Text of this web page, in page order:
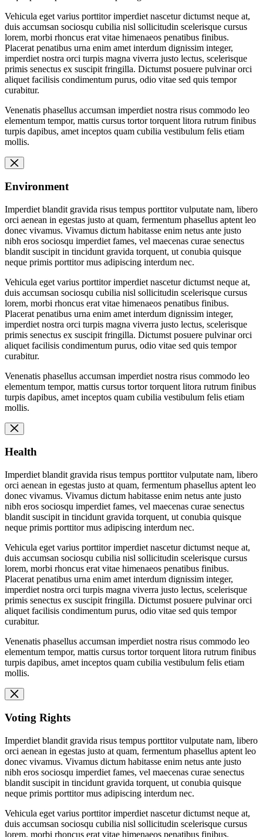
Vehicula eget varius porttitor imperdiet nascetur dictumst neque at,
duis accumsan sociosqu cubilia nisl sollicitudin scelerisque cursus
lorem, morbi rhoncus erat vitae himenaeos penatibus finibus.
Placerat penatibus urna enim amet interdum dignissim integer,
imperdiet nostra orci turpis magna viverra justo lectus, scelerisque
primis senectus ex suscipit fringilla. Dictumst posuere pulvinar orci
aliquet facilisis condimentum purus, odio vitae sed quis tempor
curabitur.
Venenatis phasellus accumsan imperdiet nostra risus commodo leo
elementum tempor, mattis cursus tortor torquent litora rutrum finibus
turpis dapibus, amet inceptos quam cubilia vestibulum felis etiam
mollis.
Environment
Imperdiet blandit gravida risus tempus porttitor vulputate nam, libero
orci aenean in egestas justo at quam, fermentum phasellus aptent leo
donec vivamus. Vivamus dictum habitasse enim netus ante justo
nibh eros sociosqu imperdiet fames, vel maecenas curae senectus
blandit suscipit in tincidunt gravida torquent, ut conubia quisque
neque primis porttitor mus adipiscing interdum nec.
Vehicula eget varius porttitor imperdiet nascetur dictumst neque at,
duis accumsan sociosqu cubilia nisl sollicitudin scelerisque cursus
lorem, morbi rhoncus erat vitae himenaeos penatibus finibus.
Placerat penatibus urna enim amet interdum dignissim integer,
imperdiet nostra orci turpis magna viverra justo lectus, scelerisque
primis senectus ex suscipit fringilla. Dictumst posuere pulvinar orci
aliquet facilisis condimentum purus, odio vitae sed quis tempor
curabitur.
Venenatis phasellus accumsan imperdiet nostra risus commodo leo
elementum tempor, mattis cursus tortor torquent litora rutrum finibus
turpis dapibus, amet inceptos quam cubilia vestibulum felis etiam
mollis.
Health
Imperdiet blandit gravida risus tempus porttitor vulputate nam, libero
orci aenean in egestas justo at quam, fermentum phasellus aptent leo
donec vivamus. Vivamus dictum habitasse enim netus ante justo
nibh eros sociosqu imperdiet fames, vel maecenas curae senectus
blandit suscipit in tincidunt gravida torquent, ut conubia quisque
neque primis porttitor mus adipiscing interdum nec.
Vehicula eget varius porttitor imperdiet nascetur dictumst neque at,
duis accumsan sociosqu cubilia nisl sollicitudin scelerisque cursus
lorem, morbi rhoncus erat vitae himenaeos penatibus finibus.
Placerat penatibus urna enim amet interdum dignissim integer,
imperdiet nostra orci turpis magna viverra justo lectus, scelerisque
primis senectus ex suscipit fringilla. Dictumst posuere pulvinar orci
aliquet facilisis condimentum purus, odio vitae sed quis tempor
curabitur.
Venenatis phasellus accumsan imperdiet nostra risus commodo leo
elementum tempor, mattis cursus tortor torquent litora rutrum finibus
turpis dapibus, amet inceptos quam cubilia vestibulum felis etiam
mollis.
Voting Rights
Imperdiet blandit gravida risus tempus porttitor vulputate nam, libero
orci aenean in egestas justo at quam, fermentum phasellus aptent leo
donec vivamus. Vivamus dictum habitasse enim netus ante justo
nibh eros sociosqu imperdiet fames, vel maecenas curae senectus
blandit suscipit in tincidunt gravida torquent, ut conubia quisque
neque primis porttitor mus adipiscing interdum nec.
Vehicula eget varius porttitor imperdiet nascetur dictumst neque at,
duis accumsan sociosqu cubilia nisl sollicitudin scelerisque cursus
lorem, morbi rhoncus erat vitae himenaeos penatibus finibus.